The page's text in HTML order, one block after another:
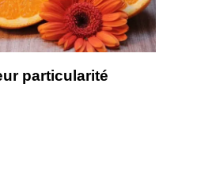
particularité